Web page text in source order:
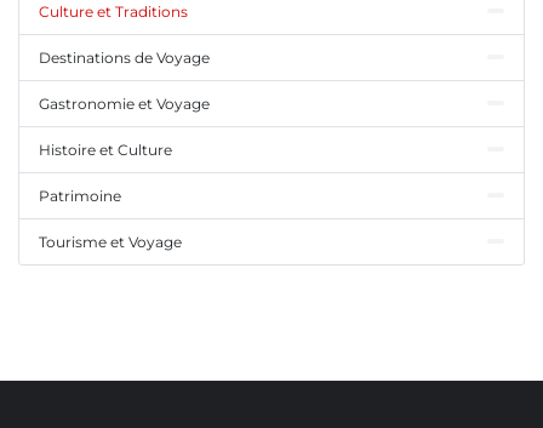
Culture et Traditions
Destinations de Voyage
Gastronomie et Voyage
Histoire et Culture
Patrimoine
Tourisme et Voyage